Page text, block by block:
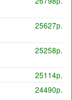
25627р.
25258р.
25114р.
24490р.